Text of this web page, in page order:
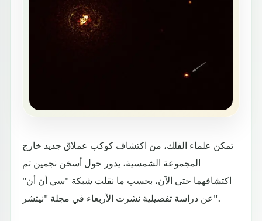
تمكن علماء الفلك، من اكتشاف كوكب عملاق جديد خارج
المجموعة الشمسية، يدور حول أسخن نجمين تم
اكتشافهما حتى الآن، بحسب ما نقلت شبكة "سي أن أن"
عن دراسة تفصيلية نشرت الأربعاء في مجلة "نيتشر".